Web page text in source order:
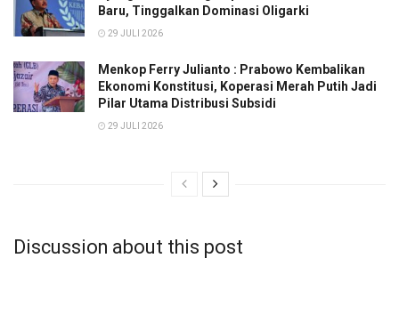
Baru, Tinggalkan Dominasi Oligarki
29 JULI 2026
Menkop Ferry Julianto : Prabowo Kembalikan
Ekonomi Konstitusi, Koperasi Merah Putih Jadi
Pilar Utama Distribusi Subsidi
29 JULI 2026
Discussion about this post